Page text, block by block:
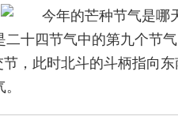
二十四节气中的第九个节
节，此时北斗的斗柄指向